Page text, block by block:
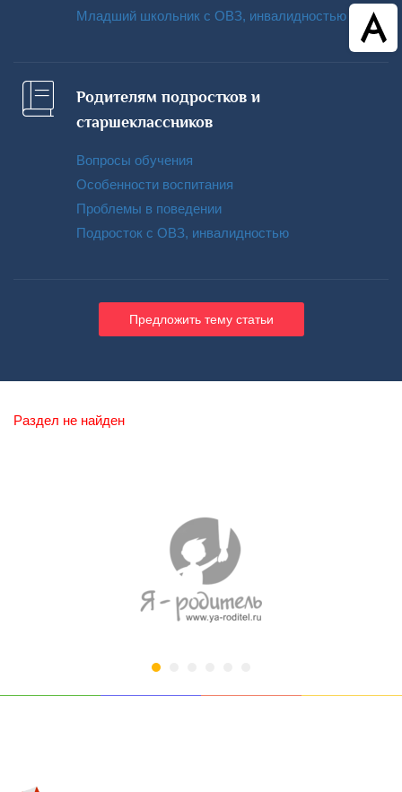
Младший школьник с ОВЗ, инвалидностью
Родителям подростков и
старшеклассников
Вопросы обучения
Особенности воспитания
Проблемы в поведении
Подросток с ОВЗ, инвалидностью
Предложить тему статьи
Раздел не найден